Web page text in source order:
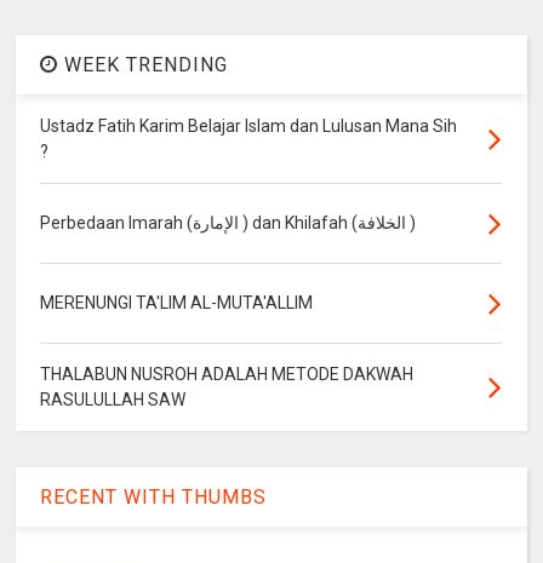
WEEK TRENDING
Ustadz Fatih Karim Belajar Islam dan Lulusan Mana Sih
?
Perbedaan Imarah (الإمارة ) dan Khilafah (الخلافة )
MERENUNGI TA'LIM AL-MUTA'ALLIM
THALABUN NUSROH ADALAH METODE DAKWAH
RASULULLAH SAW
RECENT WITH THUMBS